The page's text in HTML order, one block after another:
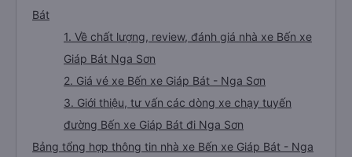
Bát
1. Về chất lượng, review, đánh giá nhà xe Bến xe
Giáp Bát Nga Sơn
2. Giá vé xe Bến xe Giáp Bát - Nga Sơn
3. Giới thiệu, tư vấn các dòng xe chạy tuyến
đường Bến xe Giáp Bát đi Nga Sơn
Bảng tổng hợp thông tin nhà xe Bến xe Giáp Bát - Nga